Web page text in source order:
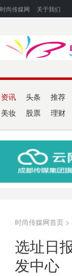
时尚传媒网 关于我们
资讯 头条 推荐
美妆 股票 理财
时尚传媒网首页 >
选址日
发中心